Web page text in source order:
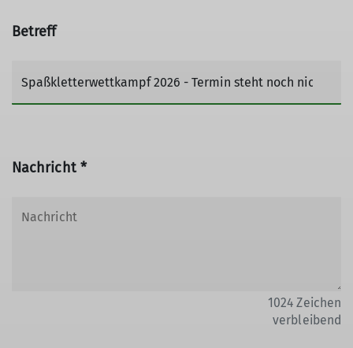
Betreff
Nachricht *
1024 Zeichen
verbleibend